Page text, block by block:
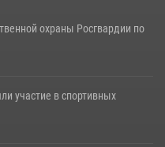
охраны Росгвардии по
участие в спортивных